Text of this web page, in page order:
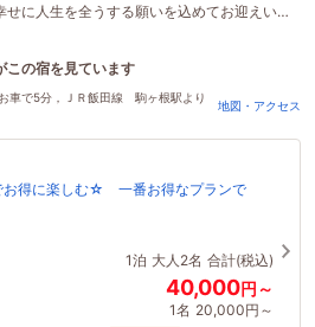
せに人生を全うする願いを込めてお迎えい
前に予約されました
車で5分，ＪＲ飯田線 駒ヶ根駅より
地図・アクセス
得に楽しむ☆ 一番お得なプランで
1泊 大人2名 合計(税込)
40,000円～
1名 20,000円～